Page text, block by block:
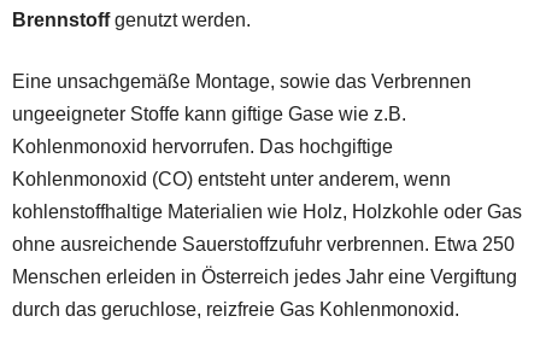
Brennstoffgenutzt werden.
Eine unsachgemäße Montage, sowie das Verbrennen
ungeeigneter Stoffe kann giftige Gase wie z.B.
Kohlenmonoxid hervorrufen. Das hochgiftige
Kohlenmonoxid (CO) entsteht unter anderem, wenn
kohlenstoffhaltige Materialien wie Holz, Holzkohle oder Gas
ohne ausreichende Sauerstoffzufuhr verbrennen. Etwa 250
Menschen erleiden in Österreich jedes Jahr eine Vergiftung
durch das geruchlose, reizfreie Gas Kohlenmonoxid.